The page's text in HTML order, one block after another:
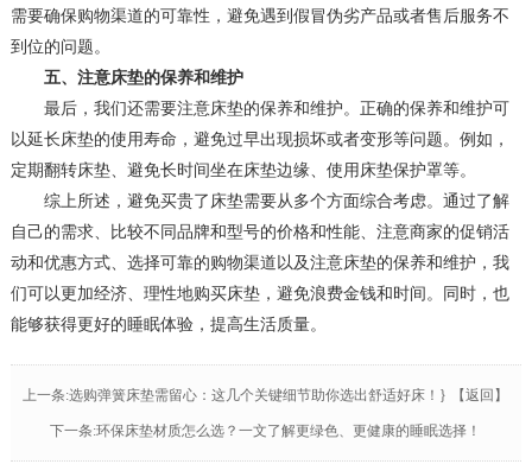
需要确保购物渠道的可靠性，避免遇到假冒伪劣产品或者售后服务不
到位的问题。
五、注意床垫的保养和维护
最后，我们还需要注意床垫的保养和维护。正确的保养和维护可
以延长床垫的使用寿命，避免过早出现损坏或者变形等问题。例如，
定期翻转床垫、避免长时间坐在床垫边缘、使用床垫保护罩等。
综上所述，避免买贵了床垫需要从多个方面综合考虑。通过了解
自己的需求、比较不同品牌和型号的价格和性能、注意商家的促销活
动和优惠方式、选择可靠的购物渠道以及注意床垫的保养和维护，我
们可以更加经济、理性地购买床垫，避免浪费金钱和时间。同时，也
能够获得更好的睡眠体验，提高生活质量。
上一条:选购弹簧床垫需留心：这几个关键细节助你选出舒适好床！} 【返回】
下一条:环保床垫材质怎么选？一文了解更绿色、更健康的睡眠选择！